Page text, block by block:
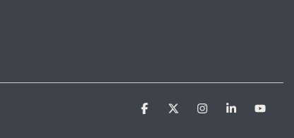
Facebook Instagram